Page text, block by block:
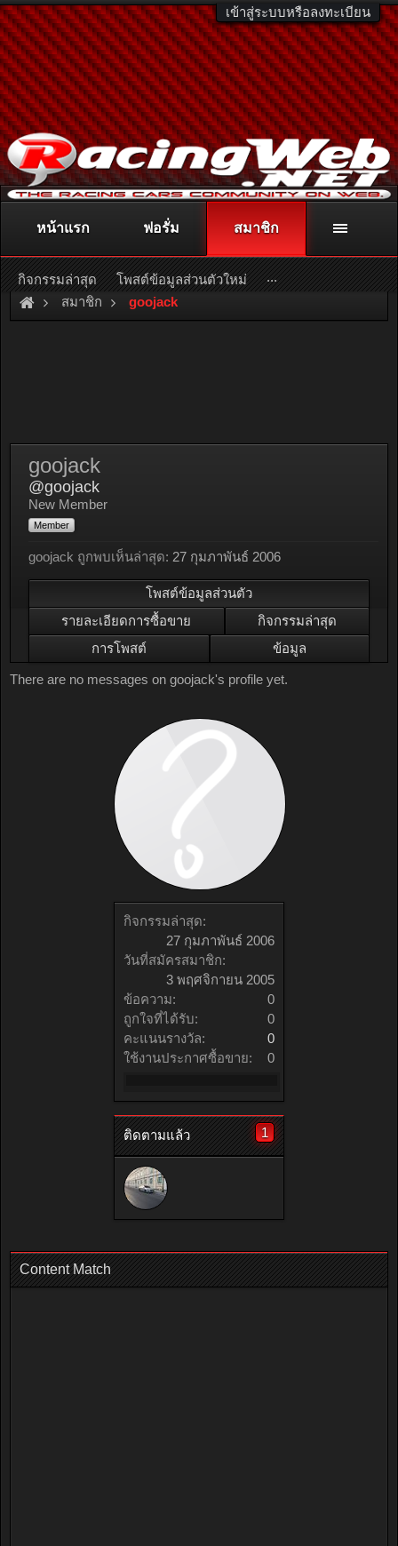
เข้าสู่ระบบหรือลงทะเบียน
ติดต่อลงโฆษณา racingweb@gmail.comหรือโทร. 081-811-1138
หรืออ่านรายละเอียดเพิ่มเติม คลิกที่นี่
สมาชิก goojack
กิจกรรมล่าสุด:
27 กุมภาพันธ์ 2006
วันที่สมัครสมาชิก:
3 พฤศจิกายน 2005
ข้อความ:
0
ถูกใจที่ได้รับ:
0
คะแนนรางวัล:
0
ใช้งานประกาศซื้อขาย:
0
ติดตามแล้ว 1
goojack
@goojack
New Member
Member
goojack ถูกพบเห็นล่าสุด: 27 กุมภาพันธ์ 2006
โพสต์ข้อมูลส่วนตัว
รายละเอียดการซื้อขาย
กิจกรรมล่าสุด
การโพสต์
ข้อมูล
There are no messages on goojack's profile yet.
Content Match
หน้าแรก ฟอรั่ม สมาชิก
กิจกรรมล่าสุด โพสต์ข้อมูลส่วนตัวใหม่ ...